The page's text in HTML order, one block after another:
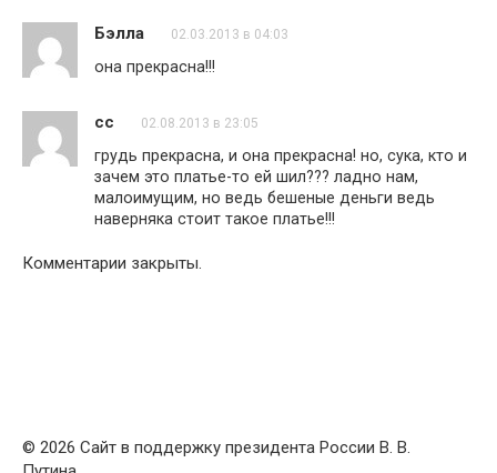
Бэлла 02.03.2013 в 04:03
она прекрасна!!!
сс 02.08.2013 в 23:05
грудь прекрасна, и она прекрасна! но, сука, кто и
зачем это платье-то ей шил??? ладно нам,
малоимущим, но ведь бешеные деньги ведь
наверняка стоит такое платье!!!
Комментарии закрыты.
© 2026 Сайт в поддержку президента России В. В.